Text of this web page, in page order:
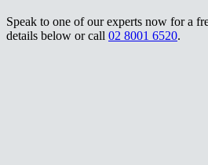
Speak to one of our experts now for a
details below or call ​​​​‌ ‍ ​‍​‍‌‍ ‌ ​‍‌‍‍‌‌‍‌ ‌‍‍‌‌‍ ‍​‍​‍​ ‍‍​‍​‍‌ ​ ‌‍​‌‌‍ ‍‌‍‍‌‌ ‌​‌ ‍‌​‍ ‍‌‍‍‌‌‍ ​‍​‍​‍ ​​‍​‍‌‍‍​‌ ​‍‌‍‌‌‌‍‌‍​‍​‍​ ‍‍​‍​‍‌‍‍​‌ ‌​‌ ‌​‌ ​​‌ ​ ​ ‍‍​‍ ​‍ ‌‍ ‌‌‍​‌‌‍​ ‌‍‍ ‌‍​‌‌ ‍‌​‍ ‌‌‍‌ ‌‍ ‌‍ ‌‍‌​‌ ‌ ‌‍‍‌‌‍ ‍​‍ ‍‌ ​ ‌‍​‌‌‍ ‍‌‍‍‌‌ ‌​‌ ‍‌​‍ ‍‌ ​ ‌ ‌​‌ ‌‌‌‍‌​‌‍‍‌‌‍ ​‍ ‌ ​ ‌ ‌​‌ ‌‌‌‍‌​‌‍‍‌‌‍ ​‍ ‌‍‍‌‌‍ ‍‌ ‌​‌‍‌‌‌‍ ‍‌ ‌​​‍ ‌‍‌‌‌‍‌​‌‍‍‌‌ ‌​​‍ ‌‍ ‌‌‍ ‌‍‌​‌‍‌‌​ ‌‌ ​​‌ ​‍‌‍‌‌‌ ​ ‌‍‌‌‌‍ ‍‌ ‌​‌‍​‌‌ ‌​‌‍‍‌‌‍ ‌‍ ‍​ ‍ ‌‍‍‌‌‍‌​​ ‌‌‍​ ‌‍‌​​ ​‍​ ‍‌​ ‍​​ ‌‌​ ‌​​ ​‌​‍ ‌​ ​​‌‍‌‍‌‍​ ​ ‌‌​‍ ‌​ ‌​‌‍‌‌‌‍​‌​ ​‍​‍ ‌​ ‍‌‌‍​‍​ ‌‌‌‍​ ​‍ ‌​ ‍‌‌‍​‍‌‍​‌​ ​​​ ​ ‌‍​‌‌‍‌‌​ ‌‌‌‍‌‍‌‍‌‍‌‍​ ​ ‍​​ ‍ ‌ ‌​‌ ‍‌‌ ​​‌‍‌‌​ ‌‌ ​​‌‍ ‌ ​ ‌ ‌​​ ‍ ‌ ​​‌‍​‌‌ ‌​‌‍‍​​ ‌‌‍‌‍‌‍ ‌ ​‍‌‍ ‌‌​‌​‌‍​‌‌ ‌​‌‍​‌​‍ ‍‌‍‌‍‌‍ ‌ ​‍‌‍ ‌‌​‌​‌‍‌‌‌ ​ ‌‍​ ‌ ​‍‌‍‍‌‌ ​​‌ ‌​‌‍‍‌‌‍ ‌‍ ‍​‍‌‌​ ‌‌‌​​‍‌‌ ‌‍‍ ‌‍‌‌‌ ‍‌​‍‌‌​ ​ ‌​‌​​‍‌‌​ ​ ‌​‌​​‍‌‌​ ​‍​ ​‍​ ‌‍​ ​‍​ ​​‌‍​‌​ ‌​‌‍‌‌‌‍​‌‌‍‌‌​ ​ ​ ‌‍​ ​‌​ ‌‍​‍‌‌​ ​‍​ ​‍​‍‌‌​ ‌‌‌​‌​​‍ ‍‌‍​ ‌‍‍​‌‍‍‌‌‍ ​‌‍‌​‌ ​‍‌‍‌‌‌‍ ‍​‍‌‌​ ‌‌‌​​‍‌‌ ‌‍‍ ‌‍‌‌‌ ‍‌​‍‌‌​ ​ ‌​‌​​‍‌‌​ ​ ‌​‌​​‍‌‌​ ​‍​ ​‍​ ​​​ ‍‌​ ​‍​ ‍‌‌‍​‌‌‍‌‌​ ‌ ‌‍‌‍​ ‌‍‌‍​‍​ ‌‍‌‍‌​​‍‌‌​ ​‍​ ​‍​‍‌‌​ ‌‌‌​‌​​‍ ‍‌ ‌​‌‍‌‌‌ ‍​‌ ‌​​ ‌‍​‍‌‍​‌‌ ​ ‌‍‌‌‌‌‌‌‌ ​‍‌‍ ​​ ‌‌‍‍​‌ ‌​‌ ‌​‌ ​​‌ ​ ​‍‌‌​ ​ ‌​​‌​‍‌‌​ ​‍‌​‌‍​‍‌‌​ ​‍‌​‌‍‌‍ ‌‌‍​‌‌‍​ ‌‍‍ ‌‍​‌‌ ‍‌​‍ ‌‌‍‌ ‌‍ ‌‍ ‌‍‌​‌ ‌ ‌‍‍‌‌‍ ‍​‍ ‍‌ ​ ‌‍​‌‌‍ ‍‌‍‍‌‌ ‌​‌ ‍‌​‍ ‍‌ ​ ‌ ‌​‌ ‌‌‌‍‌​‌‍‍‌‌‍ ​‍‌‌​ ​‍‌​‌‍‌ ​ ‌ ‌​‌ ‌‌‌‍‌​‌‍‍‌‌‍ ​‍‌‍‌‍‍‌‌‍‌​​ ‌‌‍​ ‌‍‌​​ ​‍​ ‍‌​ ‍​​ ‌‌​ ‌​​ ​‌​‍ ‌​ ​​‌‍‌‍‌‍​ ​ ‌‌​‍ ‌​ ‌​‌‍‌‌‌‍​‌​ ​‍​‍ ‌​ ‍‌‌‍​‍​ ‌‌‌‍​ ​‍ ‌​ ‍‌‌‍​‍‌‍​‌​ ​​​ ​ ‌‍​‌‌‍‌‌​ ‌‌‌‍‌‍‌‍‌‍‌‍​ ​ ‍​​‍‌‍‌ ‌​‌ ‍‌‌ ​​‌‍‌‌​ ‌‌ ​​‌‍ ‌ ​ ‌ ‌​​‍‌‍‌ ​​‌‍​‌‌ ‌​‌‍‍​​ ‌‌‍‌‍‌‍ ‌ ​‍‌‍ ‌‌​‌​‌‍​‌‌ ‌​‌‍​‌​‍ ‍‌‍‌‍‌‍ ‌ ​‍‌‍ ‌‌​‌​‌‍‌‌‌ ​ ‌‍​ ‌ ​‍‌‍‍‌‌ ​​‌ ‌​‌‍‍‌‌‍ ‌‍ ‍​‍‌‌​ ‌‌‌​​‍‌‌ ‌‍‍ ‌‍‌‌‌ ‍‌​‍‌‌​ ​ ‌​‌​​‍‌‌​ ​ ‌​‌​​‍‌‌​ ​‍​ ​‍​ ‌‍​ ​‍​ ​​‌‍​‌​ ‌​‌‍‌‌‌‍​‌‌‍‌‌​ ​ ​ ‌‍​ ​‌​ ‌‍​‍‌‌​ ​‍​ ​‍​‍‌‌​ ‌‌‌​‌​​‍ ‍‌‍​ ‌‍‍​‌‍‍‌‌‍ ​‌‍‌​‌ ​‍‌‍‌‌‌‍ ‍​‍‌‌​ ‌‌‌​​‍‌‌ ‌‍‍ ‌‍‌‌‌ ‍‌​‍‌‌​ ​ ‌​‌​​‍‌‌​ ​ ‌​‌​​‍‌‌​ ​‍​ ​‍​ ​​​ ‍‌​ ​‍​ ‍‌‌‍​‌‌‍‌‌​ ‌ ‌‍‌‍​ ‌‍‌‍​‍​ ‌‍‌‍‌​​‍‌‌​ ​‍​ ​‍​‍‌‌​ ‌‌‌​‌​​‍ ‍‌ ‌​‌‍‌‌‌ ‍​‌ ‌​​‍‌‍‌ ​​‌‍‌‌‌ ​‍‌ ​ ‌ ​​‌‍‌‌‌‍​ ‌ ‌​‌‍‍‌‌ ‌‍‌‍‌‌​ ‌‌ ​​‌ ‌‌‌‍​‍‌‍ ​‌‍‍‌‌ ​ ‌‍‍​‌‍‌‌‌‍‌​​‍​‍‌ ‌ 02 8001 6520​​​​‌ ‍ ​‍​‍‌‍ ‌ ​‍‌‍‍‌‌‍‌ ‌‍‍‌‌‍ ‍​‍​‍​ ‍‍​‍​‍‌ ​ ‌‍​‌‌‍ ‍‌‍‍‌‌ ‌​‌ ‍‌​‍ ‍‌‍‍‌‌‍ ​‍​‍​‍ ​​‍​‍‌‍‍​‌ ​‍‌‍‌‌‌‍‌‍​‍​‍​ ‍‍​‍​‍‌‍‍​‌ ‌​‌ ‌​‌ ​​‌ ​ ​ ‍‍​‍ ​‍ ‌‍ ‌‌‍​‌‌‍​ ‌‍‍ ‌‍​‌‌ ‍‌​‍ ‌‌‍‌ ‌‍ ‌‍ ‌‍‌​‌ ‌ ‌‍‍‌‌‍ ‍​‍ ‍‌ ​ ‌‍​‌‌‍ ‍‌‍‍‌‌ ‌​‌ ‍‌​‍ ‍‌ ​ ‌ ‌​‌ ‌‌‌‍‌​‌‍‍‌‌‍ ​‍ ‌ ​ ‌ ‌​‌ ‌‌‌‍‌​‌‍‍‌‌‍ ​‍ ‌‍‍‌‌‍ ‍‌ ‌​‌‍‌‌‌‍ ‍‌ ‌​​‍ ‌‍‌‌‌‍‌​‌‍‍‌‌ ‌​​‍ ‌‍ ‌‌‍ ‌‍‌​‌‍‌‌​ ‌‌ ​​‌ ​‍‌‍‌‌‌ ​ ‌‍‌‌‌‍ ‍‌ ‌​‌‍​‌‌ ‌​‌‍‍‌‌‍ ‌‍ ‍​ ‍ ‌‍‍‌‌‍‌​​ ‌‌‍​ ‌‍‌​​ ​‍​ ‍‌​ ‍​​ ‌‌​ ‌​​ ​‌​‍ ‌​ ​​‌‍‌‍‌‍​ ​ ‌‌​‍ ‌​ ‌​‌‍‌‌‌‍​‌​ ​‍​‍ ‌​ ‍‌‌‍​‍​ ‌‌‌‍​ ​‍ ‌​ ‍‌‌‍​‍‌‍​‌​ ​​​ ​ ‌‍​‌‌‍‌‌​ ‌‌‌‍‌‍‌‍‌‍‌‍​ ​ ‍​​ ‍ ‌ ‌​‌ ‍‌‌ ​​‌‍‌‌​ ‌‌ ​​‌‍ ‌ ​ ‌ ‌​​ ‍ ‌ ​​‌‍​‌‌ ‌​‌‍‍​​ ‌‌‍‌‍‌‍ ‌ ​‍‌‍ ‌‌​‌​‌‍​‌‌ ‌​‌‍​‌​‍ ‍‌‍‌‍‌‍ ‌ ​‍‌‍ ‌‌​‌​‌‍‌‌‌ ​ ‌‍​ ‌ ​‍‌‍‍‌‌ ​​‌ ‌​‌‍‍‌‌‍ ‌‍ ‍​‍‌‌​ ‌‌‌​​‍‌‌ ‌‍‍ ‌‍‌‌‌ ‍‌​‍‌‌​ ​ ‌​‌​​‍‌‌​ ​ ‌​‌​​‍‌‌​ ​‍​ ​‍​ ‌‍​ ​‍​ ​​‌‍​‌​ ‌​‌‍‌‌‌‍​‌‌‍‌‌​ ​ ​ ‌‍​ ​‌​ ‌‍​‍‌‌​ ​‍​ ​‍​‍‌‌​ ‌‌‌​‌​​‍ ‍‌‍​ ‌‍‍​‌‍‍‌‌‍ ​‌‍‌​‌ ​‍‌‍‌‌‌‍ ‍​‍‌‌​ ‌‌‌​​‍‌‌ ‌‍‍ ‌‍‌‌‌ ‍‌​‍‌‌​ ​ ‌​‌​​‍‌‌​ ​ ‌​‌​​‍‌‌​ ​‍​ ​‍​ ​‌​ ‌‍‌‍‌​‌‍‌​​ ‌​​ ‌‍​ ‌‌‌‍‌‍‌‍​‌​ ‌​​ ​‌​ ‌‌​‍‌‌​ ​‍​ ​‍​‍‌‌​ ‌‌‌​‌​​‍ ‍‌ ‌​‌‍‌‌‌ ‍​‌ ‌​​ ‌‍​‍‌‍​‌‌ ​ ‌‍‌‌‌‌‌‌‌ ​‍‌‍ ​​ ‌‌‍‍​‌ ‌​‌ ‌​‌ ​​‌ ​ ​‍‌‌​ ​ ‌​​‌​‍‌‌​ ​‍‌​‌‍​‍‌‌​ ​‍‌​‌‍‌‍ ‌‌‍​‌‌‍​ ‌‍‍ ‌‍​‌‌ ‍‌​‍ ‌‌‍‌ ‌‍ ‌‍ ‌‍‌​‌ ‌ ‌‍‍‌‌‍ ‍​‍ ‍‌ ​ ‌‍​‌‌‍ ‍‌‍‍‌‌ ‌​‌ ‍‌​‍ ‍‌ ​ ‌ ‌​‌ ‌‌‌‍‌​‌‍‍‌‌‍ ​‍‌‌​ ​‍‌​‌‍‌ ​ ‌ ‌​‌ ‌‌‌‍‌​‌‍‍‌‌‍ ​‍‌‍‌‍‍‌‌‍‌​​ ‌‌‍​ ‌‍‌​​ ​‍​ ‍‌​ ‍​​ ‌‌​ ‌​​ ​‌​‍ ‌​ ​​‌‍‌‍‌‍​ ​ ‌‌​‍ ‌​ ‌​‌‍‌‌‌‍​‌​ ​‍​‍ ‌​ ‍‌‌‍​‍​ ‌‌‌‍​ ​‍ ‌​ ‍‌‌‍​‍‌‍​‌​ ​​​ ​ ‌‍​‌‌‍‌‌​ ‌‌‌‍‌‍‌‍‌‍‌‍​ ​ ‍​​‍‌‍‌ ‌​‌ ‍‌‌ ​​‌‍‌‌​ ‌‌ ​​‌‍ ‌ ​ ‌ ‌​​‍‌‍‌ ​​‌‍​‌‌ ‌​‌‍‍​​ ‌‌‍‌‍‌‍ ‌ ​‍‌‍ ‌‌​‌​‌‍​‌‌ ‌​‌‍​‌​‍ ‍‌‍‌‍‌‍ ‌ ​‍‌‍ ‌‌​‌​‌‍‌‌‌ ​ ‌‍​ ‌ ​‍‌‍‍‌‌ ​​‌ ‌​‌‍‍‌‌‍ ‌‍ ‍​‍‌‌​ ‌‌‌​​‍‌‌ ‌‍‍ ‌‍‌‌‌ ‍‌​‍‌‌​ ​ ‌​‌​​‍‌‌​ ​ ‌​‌​​‍‌‌​ ​‍​ ​‍​ ‌‍​ ​‍​ ​​‌‍​‌​ ‌​‌‍‌‌‌‍​‌‌‍‌‌​ ​ ​ ‌‍​ ​‌​ ‌‍​‍‌‌​ ​‍​ ​‍​‍‌‌​ ‌‌‌​‌​​‍ ‍‌‍​ ‌‍‍​‌‍‍‌‌‍ ​‌‍‌​‌ ​‍‌‍‌‌‌‍ ‍​‍‌‌​ ‌‌‌​​‍‌‌ ‌‍‍ ‌‍‌‌‌ ‍‌​‍‌‌​ ​ ‌​‌​​‍‌‌​ ​ ‌​‌​​‍‌‌​ ​‍​ ​‍​ ​‌​ ‌‍‌‍‌​‌‍‌​​ ‌​​ ‌‍​ ‌‌‌‍‌‍‌‍​‌​ ‌​​ ​‌​ ‌‌​‍‌‌​ ​‍​ ​‍​‍‌‌​ ‌‌‌​‌​​‍ ‍‌ ‌​‌‍‌‌‌ ‍​‌ ‌​​‍‌‍‌ ​​‌‍‌‌‌ ​‍‌ ​ ‌ ​​‌‍‌‌‌‍​ ‌ ‌​‌‍‍‌‌ ‌‍‌‍‌‌​ ‌‌ ​​‌ ‌‌‌‍​‍‌‍ ​‌‍‍‌‌ ​ ‌‍‍​‌‍‌‌‌‍‌​​‍​‍‌ ‌.​​​​‌ ‍ ​‍​‍‌‍ ‌ ​‍‌‍‍‌‌‍‌ ‌‍‍‌‌‍ ‍​‍​‍​ ‍‍​‍​‍‌ ​ ‌‍​‌‌‍ ‍‌‍‍‌‌ ‌​‌ ‍‌​‍ ‍‌‍‍‌‌‍ ​‍​‍​‍ ​​‍​‍‌‍‍​‌ ​‍‌‍‌‌‌‍‌‍​‍​‍​ ‍‍​‍​‍‌‍‍​‌ ‌​‌ ‌​‌ ​​‌ ​ ​ ‍‍​‍ ​‍ ‌‍ ‌‌‍​‌‌‍​ ‌‍‍ ‌‍​‌‌ ‍‌​‍ ‌‌‍‌ ‌‍ ‌‍ ‌‍‌​‌ ‌ ‌‍‍‌‌‍ ‍​‍ ‍‌ ​ ‌‍​‌‌‍ ‍‌‍‍‌‌ ‌​‌ ‍‌​‍ ‍‌ ​ ‌ ‌​‌ ‌‌‌‍‌​‌‍‍‌‌‍ ​‍ ‌ ​ ‌ ‌​‌ ‌‌‌‍‌​‌‍‍‌‌‍ ​‍ ‌‍‍‌‌‍ ‍‌ ‌​‌‍‌‌‌‍ ‍‌ ‌​​‍ ‌‍‌‌‌‍‌​‌‍‍‌‌ ‌​​‍ ‌‍ ‌‌‍ ‌‍‌​‌‍‌‌​ ‌‌ ​​‌ ​‍‌‍‌‌‌ ​ ‌‍‌‌‌‍ ‍‌ ‌​‌‍​‌‌ ‌​‌‍‍‌‌‍ ‌‍ ‍​ ‍ ‌‍‍‌‌‍‌​​ ‌‌‍​ ‌‍‌​​ ​‍​ ‍‌​ ‍​​ ‌‌​ ‌​​ ​‌​‍ ‌​ ​​‌‍‌‍‌‍​ ​ ‌‌​‍ ‌​ ‌​‌‍‌‌‌‍​‌​ ​‍​‍ ‌​ ‍‌‌‍​‍​ ‌‌‌‍​ ​‍ ‌​ ‍‌‌‍​‍‌‍​‌​ ​​​ ​ ‌‍​‌‌‍‌‌​ ‌‌‌‍‌‍‌‍‌‍‌‍​ ​ ‍​​ ‍ ‌ ‌​‌ ‍‌‌ ​​‌‍‌‌​ ‌‌ ​​‌‍ ‌ ​ ‌ ‌​​ ‍ ‌ ​​‌‍​‌‌ ‌​‌‍‍​​ ‌‌‍‌‍‌‍ ‌ ​‍‌‍ ‌‌​‌​‌‍​‌‌ ‌​‌‍​‌​‍ ‍‌‍‌‍‌‍ ‌ ​‍‌‍ ‌‌​‌​‌‍‌‌‌ ​ ‌‍​ ‌ ​‍‌‍‍‌‌ ​​‌ ‌​‌‍‍‌‌‍ ‌‍ ‍​‍‌‌​ ‌‌‌​​‍‌‌ ‌‍‍ ‌‍‌‌‌ ‍‌​‍‌‌​ ​ ‌​‌​​‍‌‌​ ​ ‌​‌​​‍‌‌​ ​‍​ ​‍​ ‌‍​ ​‍​ ​​‌‍​‌​ ‌​‌‍‌‌‌‍​‌‌‍‌‌​ ​ ​ ‌‍​ ​‌​ ‌‍​‍‌‌​ ​‍​ ​‍​‍‌‌​ ‌‌‌​‌​​‍ ‍‌‍​ ‌‍‍​‌‍‍‌‌‍ ​‌‍‌​‌ ​‍‌‍‌‌‌‍ ‍​‍‌‌​ ‌‌‌​​‍‌‌ ‌‍‍ ‌‍‌‌‌ ‍‌​‍‌‌​ ​ ‌​‌​​‍‌‌​ ​ ‌​‌​​‍‌‌​ ​‍​ ​‍​ ​ ‌‍‌​‌‍​‌​ ​ ​ ​‍​ ‍​​ ‌‌‌‍‌​‌‍‌‍​ ​ ​ ‍‌‌‍​ ​‍‌‌​ ​‍​ ​‍​‍‌‌​ ‌‌‌​‌​​‍ ‍‌ ‌​‌‍‌‌‌ ‍​‌ ‌​​ ‌‍​‍‌‍​‌‌ ​ ‌‍‌‌‌‌‌‌‌ ​‍‌‍ ​​ ‌‌‍‍​‌ ‌​‌ ‌​‌ ​​‌ ​ ​‍‌‌​ ​ ‌​​‌​‍‌‌​ ​‍‌​‌‍​‍‌‌​ ​‍‌​‌‍‌‍ ‌‌‍​‌‌‍​ ‌‍‍ ‌‍​‌‌ ‍‌​‍ ‌‌‍‌ ‌‍ ‌‍ ‌‍‌​‌ ‌ ‌‍‍‌‌‍ ‍​‍ ‍‌ ​ ‌‍​‌‌‍ ‍‌‍‍‌‌ ‌​‌ ‍‌​‍ ‍‌ ​ ‌ ‌​‌ ‌‌‌‍‌​‌‍‍‌‌‍ ​‍‌‌​ ​‍‌​‌‍‌ ​ ‌ ‌​‌ ‌‌‌‍‌​‌‍‍‌‌‍ ​‍‌‍‌‍‍‌‌‍‌​​ ‌‌‍​ ‌‍‌​​ ​‍​ ‍‌​ ‍​​ ‌‌​ ‌​​ ​‌​‍ ‌​ ​​‌‍‌‍‌‍​ ​ ‌‌​‍ ‌​ ‌​‌‍‌‌‌‍​‌​ ​‍​‍ ‌​ ‍‌‌‍​‍​ ‌‌‌‍​ ​‍ ‌​ ‍‌‌‍​‍‌‍​‌​ ​​​ ​ ‌‍​‌‌‍‌‌​ ‌‌‌‍‌‍‌‍‌‍‌‍​ ​ ‍​​‍‌‍‌ ‌​‌ ‍‌‌ ​​‌‍‌‌​ ‌‌ ​​‌‍ ‌ ​ ‌ ‌​​‍‌‍‌ ​​‌‍​‌‌ ‌​‌‍‍​​ ‌‌‍‌‍‌‍ ‌ ​‍‌‍ ‌‌​‌​‌‍​‌‌ ‌​‌‍​‌​‍ ‍‌‍‌‍‌‍ ‌ ​‍‌‍ ‌‌​‌​‌‍‌‌‌ ​ ‌‍​ ‌ ​‍‌‍‍‌‌ ​​‌ ‌​‌‍‍‌‌‍ ‌‍ ‍​‍‌‌​ ‌‌‌​​‍‌‌ ‌‍‍ ‌‍‌‌‌ ‍‌​‍‌‌​ ​ ‌​‌​​‍‌‌​ ​ ‌​‌​​‍‌‌​ ​‍​ ​‍​ ‌‍​ ​‍​ ​​‌‍​‌​ ‌​‌‍‌‌‌‍​‌‌‍‌‌​ ​ ​ ‌‍​ ​‌​ ‌‍​‍‌‌​ ​‍​ ​‍​‍‌‌​ ‌‌‌​‌​​‍ ‍‌‍​ ‌‍‍​‌‍‍‌‌‍ ​‌‍‌​‌ ​‍‌‍‌‌‌‍ ‍​‍‌‌​ ‌‌‌​​‍‌‌ ‌‍‍ ‌‍‌‌‌ ‍‌​‍‌‌​ ​ ‌​‌​​‍‌‌​ ​ ‌​‌​​‍‌‌​ ​‍​ ​‍​ ​ ‌‍‌​‌‍​‌​ ​ ​ ​‍​ ‍​​ ‌‌‌‍‌​‌‍‌‍​ ​ ​ ‍‌‌‍​ ​‍‌‌​ ​‍​ ​‍​‍‌‌​ ‌‌‌​‌​​‍ ‍‌ ‌​‌‍‌‌‌ ‍​‌ ‌​​‍‌‍‌ ​​‌‍‌‌‌ ​‍‌ ​ ‌ ​​‌‍‌‌‌‍​ ‌ ‌​‌‍‍‌‌ ‌‍‌‍‌‌​ ‌‌ ​​‌ ‌‌‌‍​‍‌‍ ​‌‍‍‌‌ ​ ‌‍‍​‌‍‌‌‌‍‌​​‍​‍‌ ‌